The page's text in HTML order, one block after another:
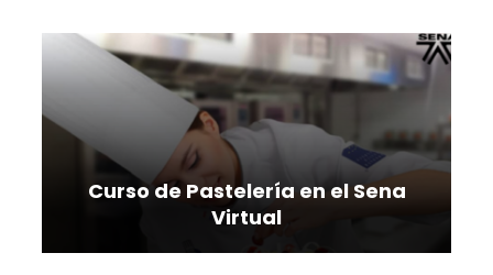
Curso de Pastelería en el Sena
Virtual